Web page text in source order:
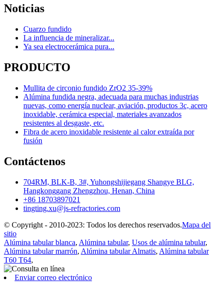
Noticias
Cuarzo fundido
La influencia de mineralizar...
Ya sea electrocerámica pura...
PRODUCTO
Mullita de circonio fundido ZrO2 35-39%
Alúmina fundida negra, adecuada para muchas industrias
nuevas, como energía nuclear, aviación, productos 3c, acero
inoxidable, cerámica especial, materiales avanzados
resistentes al desgaste, etc.
Fibra de acero inoxidable resistente al calor extraída por
fusión
Contáctenos
704RM, BLK-B, 3#, Yuhongshijiegang Shangye BLG,
Hangkonggang Zhengzhou, Henan, China
+86 18703897021
tingting.xu@js-refractories.com
© Copyright - 2010-2023: Todos los derechos reservados.Mapa del
sitio
Alúmina tabular blanca, Alúmina tabular, Usos de alúmina tabular,
Alúmina tabular marrón, Alúmina tabular Almatis, Alúmina tabular
T60 T64,
Enviar correo electrónico